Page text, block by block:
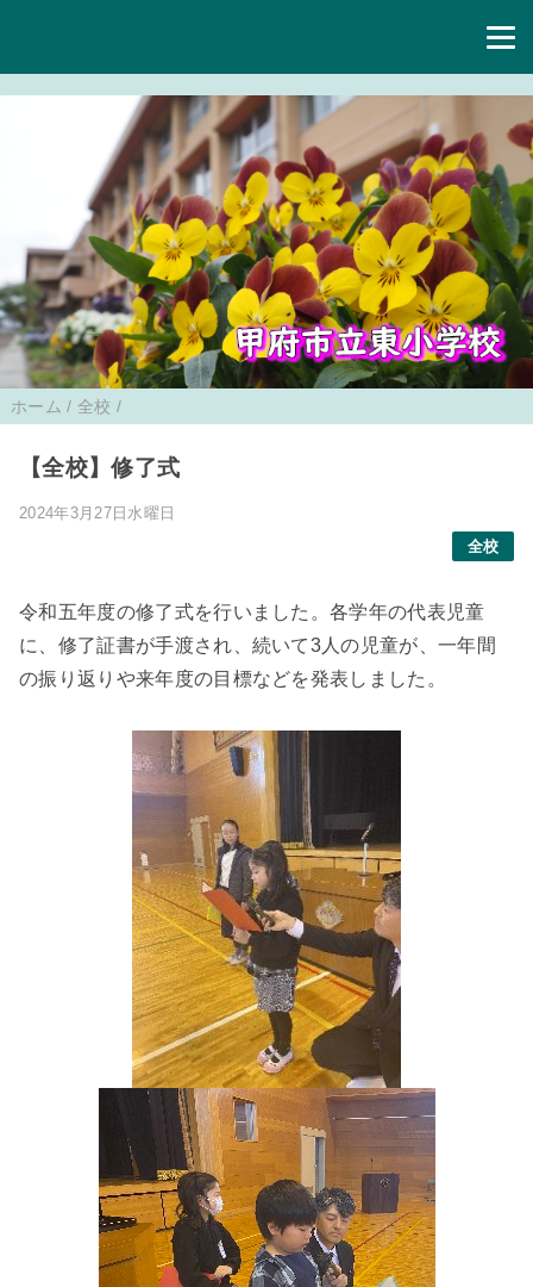
ホーム / 全校 /
【全校】修了式
2024年3月27日水曜日
全校
令和五年度の修了式を行いました。各学年の代表児童
に、修了証書が手渡され、続いて3人の児童が、一年間
の振り返りや来年度の目標などを発表しました。